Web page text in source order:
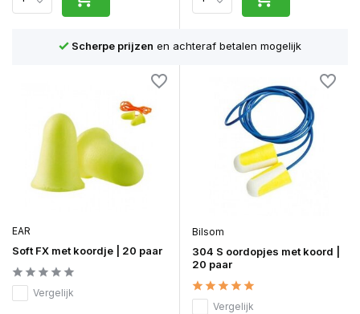
Scherpe prijzen en achteraf betalen mogelijk
EAR
Soft FX met koordje | 20 paar
Vergelijk
Bilsom
304 S oordopjes met koord |
20 paar
Vergelijk